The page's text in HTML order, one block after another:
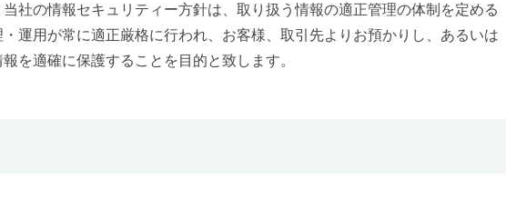
社の情報セキュリティー方針は、取り扱う情報の適正管理の体制を定める
運用が常に適正厳格に行われ、お客様、取引先よりお預かりし、あるいは
を適確に保護することを目的と致します。